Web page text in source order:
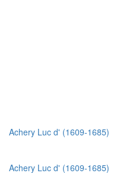
Achery Luc d' (1609-1685)
Achery Luc d' (1609-1685)